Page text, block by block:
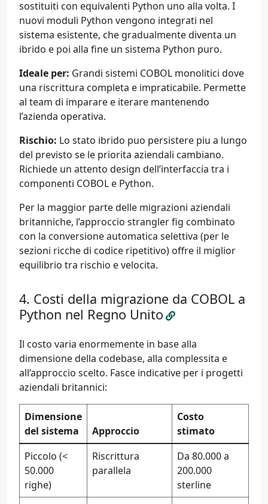
sostituiti con equivalenti Python uno alla volta. I
nuovi moduli Python vengono integrati nel
sistema esistente, che gradualmente diventa un
ibrido e poi alla fine un sistema Python puro.
Ideale per: Grandi sistemi COBOL monolitici dove
una riscrittura completa e impraticabile. Permette
al team di imparare e iterare mantenendo
l’azienda operativa.
Rischio: Lo stato ibrido puo persistere piu a lungo
del previsto se le priorita aziendali cambiano.
Richiede un attento design dell’interfaccia tra i
componenti COBOL e Python.
Per la maggior parte delle migrazioni aziendali
britanniche, l’approccio strangler fig combinato
con la conversione automatica selettiva (per le
sezioni ricche di codice ripetitivo) offre il miglior
equilibrio tra rischio e velocita.
Costi della migrazione da COBOL a
Python nel Regno Unito
Il costo varia enormemente in base alla
dimensione della codebase, alla complessita e
all’approccio scelto. Fasce indicative per i progetti
aziendali britannici:
Dimensione
del sistema
Approccio
Costo
stimato
Piccolo (<
50.000
righe)
Riscrittura
parallela
Da 80.000 a
200.000
sterline